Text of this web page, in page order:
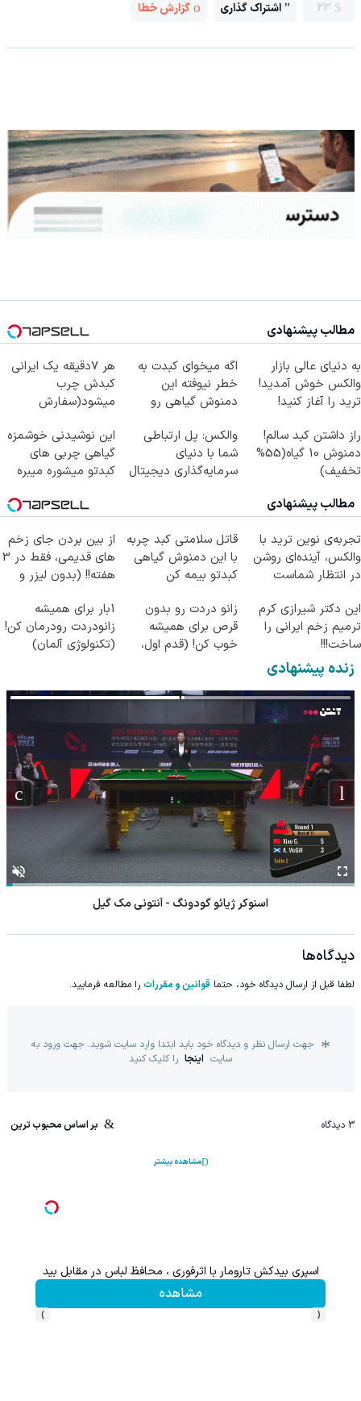
23 اشتراک گذاری گزارش خطا
مطالب پیشنهادی
به دنیای عالی بازار
والکس خوش آمدید!
ترید را آغاز کنید!
اگه میخوای کبدت به
خطر نیوفته این
دمنوش گیاهی رو
هر 7دقیقه یک ایرانی
کبدش چرب
میشود(سفارش
تخفیف)
راز داشتن کبد سالم!
دمنوش 10 گیاه(55%
تخفیف)
والکس: پل ارتباطی
شما با دنیای
سرمایه‌گذاری دیجیتال
این نوشیدنی خوشمزه
گیاهی چربی های
کبدتو میشوره میبره
مطالب پیشنهادی
تجربه‌ی نوین ترید با
والکس، آینده‌ای روشن
در انتظار شماست
قاتل سلامتی کبد چربه
با این دمنوش گیاهی
کبدتو بیمه کن
از بین بردن جای زخم
های قدیمی، فقط در 3
هفته!! (بدون لیزر و
این دکتر شیرازی کرم
ترمیم زخم ایرانی را
ساخت!!!
زانو دردت رو بدون
قرص برای همیشه
خوب کن! (قدم اول،
1بار برای همیشه
زانودردت رودرمان کن!
(تکنولوژی آلمان)
زنده پیشنهادی
اسنوکر ژیائو گودونگ - آنتونی مک گیل
دیدگاه‌ها
لطفا قبل از ارسال دیدگاه خود، حتما قوانین و مقررات را مطالعه فرمایید.
جهت ارسال نظر و دیدگاه خود باید ابتدا وارد سایت شوید. جهت ورود به
سایت اینجا را کلیک کنید
3 دیدگاه بر اساس محبوب ترین
مشاهده بیشتر
، محافظ لباس در مقابل بید با خرید اول از گریم 200 سوت هدیه بگیر
‹
›